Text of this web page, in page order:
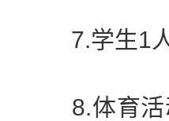
7.学生1人
8.体育活